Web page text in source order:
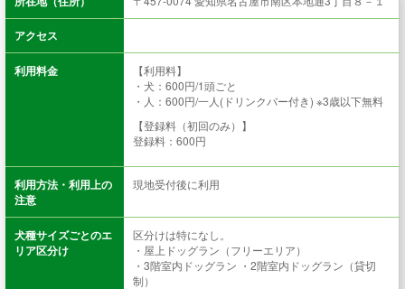
アクセス
利用料金
【利用料】
・犬：600円/1頭ごと
・人：600円/一人(ドリンクバー付き) ※3歳以下無料
【登録料（初回のみ）】
登録料：600円
利用方法・利用上の
注意
現地受付後に利用
犬種サイズごとのエ
リア区分け
区分けは特になし。
・屋上ドッグラン（フリーエリア）
・3階室内ドッグラン ・2階室内ドッグラン（貸切
制）